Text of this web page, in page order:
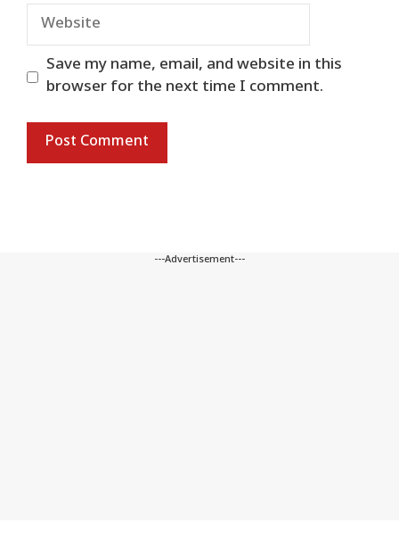
Website
Save my name, email, and website in this
browser for the next time I comment.
---Advertisement---